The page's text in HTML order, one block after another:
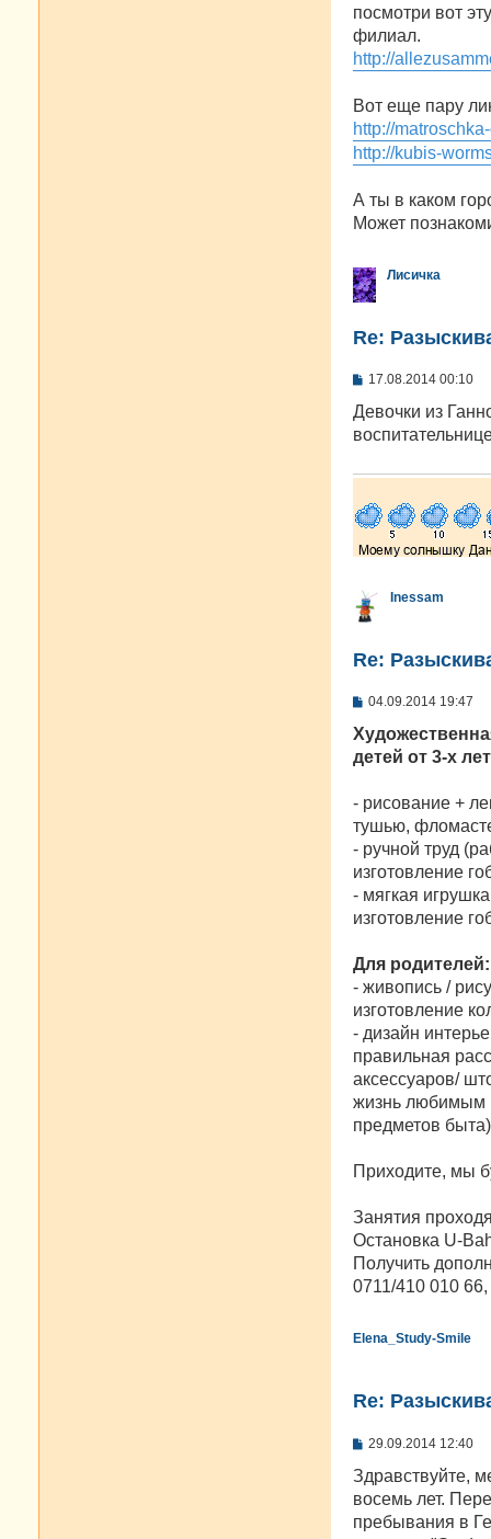
е
и
е
посмотри вот
филиал.
http://
Вот еще пару
http://
http://kubis-
А ты в каком
Может
Лисичка
Re:
С
о
б
щ
н
е
17.08.2014 00:10
Девочки из
Inessam
Re:
С
о
б
щ
и
е
04.09.2014 19:47
детей от 3-х
- рисование +
тушью,
- ручной труд
изготовление
- мягкая
изготовление
Для родителей:
- живопись /
изготовление
- дизайн
правильная
аксессуаров/
жизнь любимым
предметов
Приходите, мы
Занятия
Остановка U-
Получить
0711/410 010
Elena_Study-Smile
Re:
С
о
б
щ
е
н
29.09.2014 12:40
Здравствуйте,
восемь лет.
пребывания в